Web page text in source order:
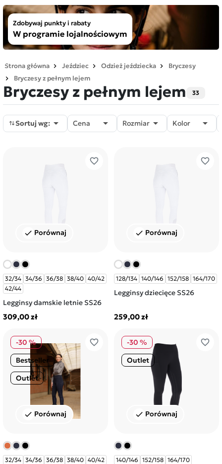
Zdobywaj punkty i rabaty
W programie lojalnościowym
Strona główna Jeździec Odzież jeździecka
Bryczesy
Bryczesy z pełnym lejem
Bryczesy z pełnym lejem 33
Sortuj wg:  Cena  Rozmiar  Kolor 
favorite_border
check Porównaj
32/34 34/36 36/38 38/40 40/42
42/44
Legginsy damskie letnie SS26
309,00 zł
favorite_border
check Porównaj
128/134 140/146 152/158 164/170
Legginsy dziecięce SS26
259,00 zł
favorite_border
check Porównaj
-30 %
Bestseller
Outlet
32/34 34/36 36/38 38/40 40/42
favorite_border
check Porównaj
-30 %
Outlet
140/146 152/158 164/170